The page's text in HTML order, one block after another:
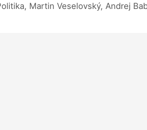
Martin Veselovský, Andrej